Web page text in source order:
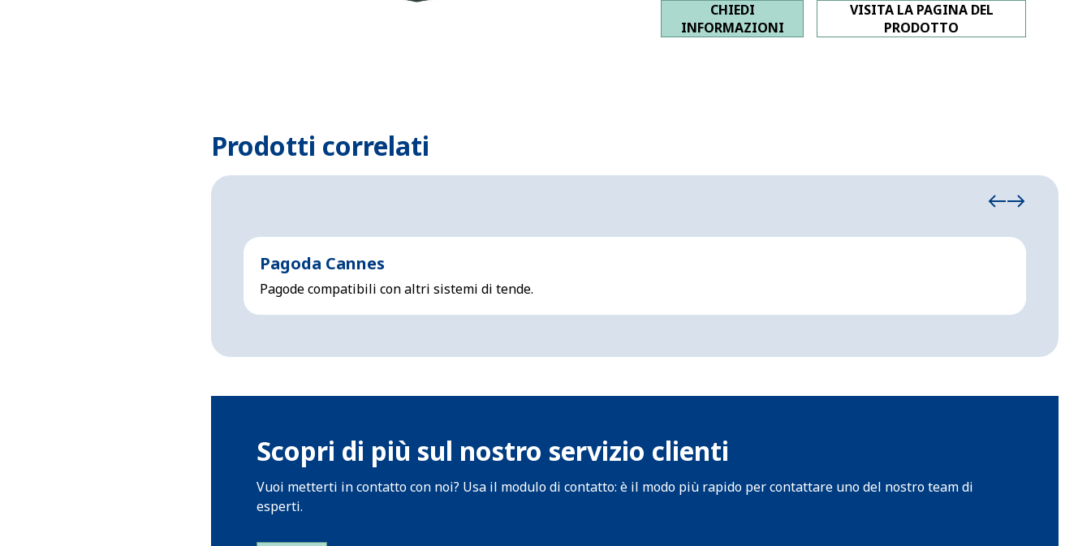
CHIEDI
INFORMAZIONI
VISITA LA PAGINA DEL
PRODOTTO
Prodotti correlati
Pagoda Cannes
Pagode compatibili con altri sistemi di tende.
Scopri di più sul nostro servizio clienti
Vuoi metterti in contatto con noi? Usa il modulo di contatto: è il modo più rapido per contattare uno del nostro team di
esperti.